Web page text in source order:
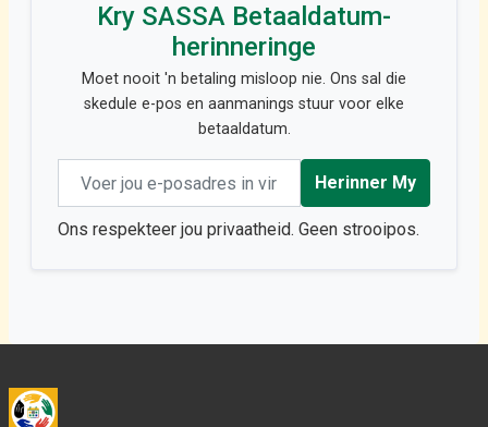
Kry SASSA Betaaldatum-
herinneringe
Moet nooit 'n betaling misloop nie. Ons sal die
skedule e-pos en aanmanings stuur voor elke
betaaldatum.
Email address
Herinner My
Ons respekteer jou privaatheid. Geen strooipos.